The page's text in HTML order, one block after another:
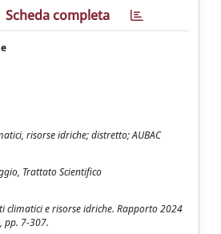
Scheda completa
risorse idriche; distretto; AUBAC
Trattato Scientifico
climatici e risorse idriche. Rapporto 2024
pp. 7-307.